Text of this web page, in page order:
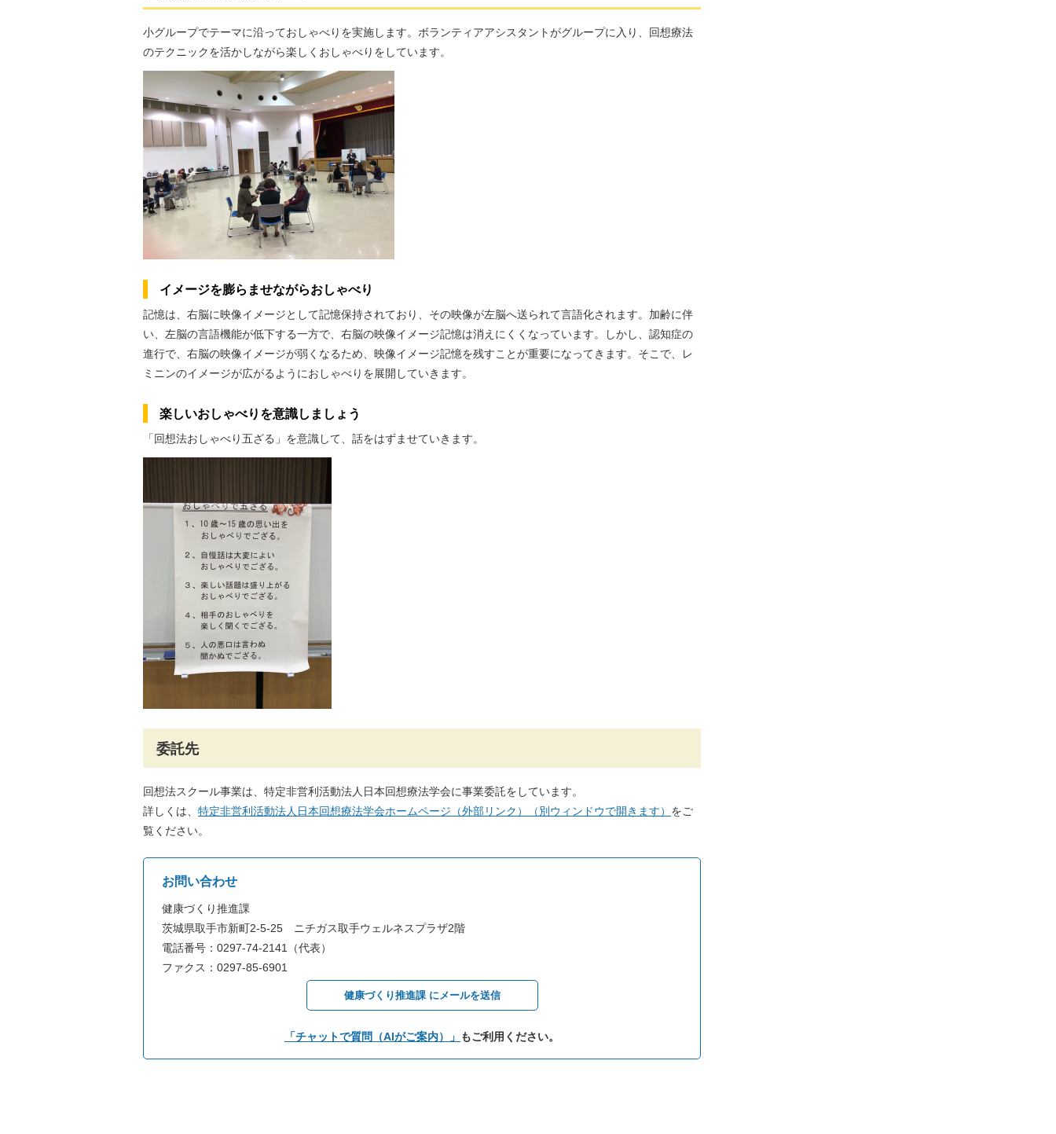
小グループでテーマに沿っておしゃべりを実施します。ボランティアアシスタントがグループに入り、回想療法
のテクニックを活かしながら楽しくおしゃべりをしています。
イメージを膨らませながらおしゃべり
記憶は、右脳に映像イメージとして記憶保持されており、その映像が左脳へ送られて言語化されます。加齢に伴
い、左脳の言語機能が低下する一方で、右脳の映像イメージ記憶は消えにくくなっています。しかし、認知症の
進行で、右脳の映像イメージが弱くなるため、映像イメージ記憶を残すことが重要になってきます。そこで、レ
ミニンのイメージが広がるようにおしゃべりを展開していきます。
楽しいおしゃべりを意識しましょう
「回想法おしゃべり五ざる」を意識して、話をはずませていきます。
委託先
回想法スクール事業は、特定非営利活動法人日本回想療法学会に事業委託をしています。
詳しくは、 特定非営利活動法人日本回想療法学会ホームページ（外部リンク）（別ウィンドウで開きます） をご
覧ください。
お問い合わせ
健康づくり推進課
茨城県取手市新町2-5-25 ニチガス取手ウェルネスプラザ2階
電話番号：0297-74-2141（代表）
ファクス：0297-85-6901
健康づくり推進課 にメールを送信
「チャットで質問（AIがご案内）」 もご利用ください。